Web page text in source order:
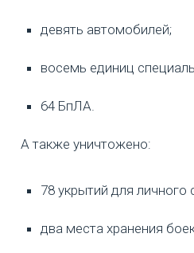
девять автомобилей;
восемь единиц
64 БпЛА.
А также уничтожено:
78 укрытий для личного
два места хранения